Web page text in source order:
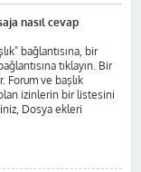
nasıl cevap
bağlantısına, bir
tıklayın. Bir
Forum ve başlık
izinlerin bir listesini
Dosya ekleri